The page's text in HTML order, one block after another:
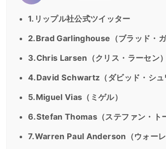
1.リップル社公式ツイッター
2.Brad Garlinghouse（ブラッド・ガ
3.Chris Larsen（クリス・ラーセン）
4.David Schwartz（ダビッド・シュ
5.Miguel Vias（ミゲル）
6.Stefan Thomas（ステファン・ト
7.Warren Paul Anderson（ウォーレ